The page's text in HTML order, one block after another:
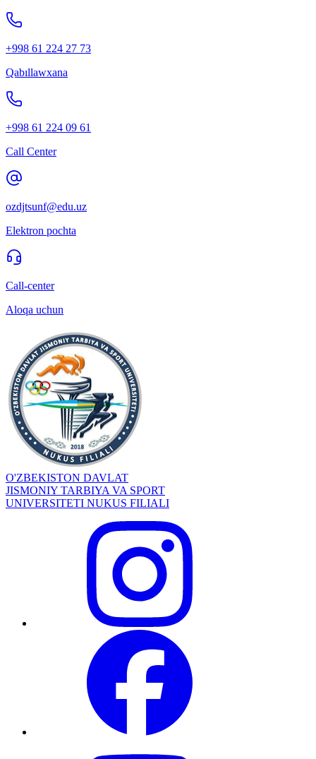
+998 61 224 27 73
Qabıllawxana
+998 61 224 09 61
Call Center
ozdjtsunf@edu.uz
Elektron pochta
Call-center
Aloqa uchun
O'ZBEKISTON DAVLAT
JISMONIY TARBIYA VA SPORT
UNIVERSITETI NUKUS FILIALI